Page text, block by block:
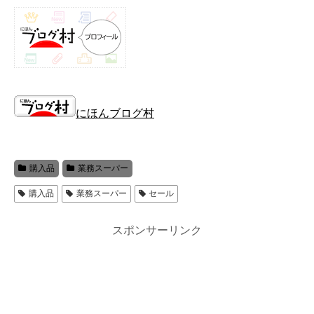
にほんブログ村
購入品 業務スーパー
購入品 業務スーパー セール
スポンサーリンク